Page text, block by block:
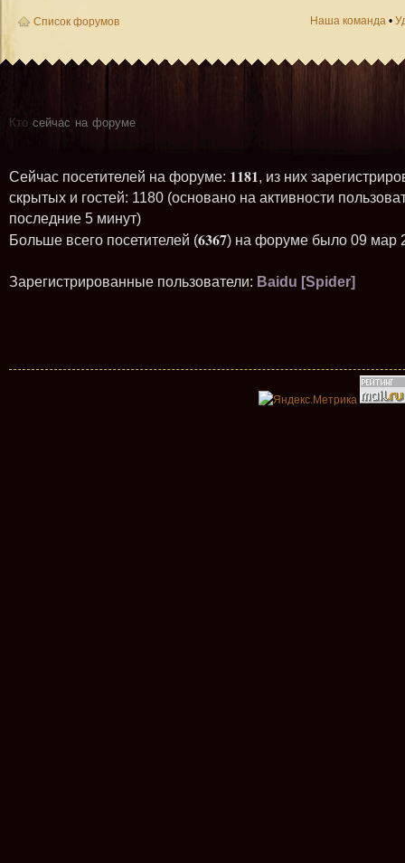
Список форумов Наша команда •
Кто сейчас на форуме
Сейчас посетителей на форуме: 1181, из них
скрытых и гостей: 1180 (основано на активности
последние 5 минут)
Больше всего посетителей (6367) на форуме было 09 мар
Зарегистрированные пользователи: Baidu [Spider]